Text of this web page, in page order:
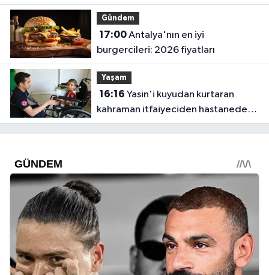
oluru ortaya çıktı
Gündem
17:00Antalya'nın en iyi
burgercileri: 2026 fiyatları
Yaşam
16:16
kahraman itfaiyeciden hastanede
ziyaret